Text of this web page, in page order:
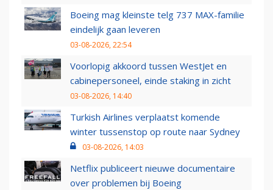
Boeing mag kleinste telg 737 MAX-familie
eindelijk gaan leveren
03-08-2026, 22:54
Voorlopig akkoord tussen WestJet en
cabinepersoneel, einde staking in zicht
03-08-2026, 14:40
Turkish Airlines verplaatst komende
winter tussenstop op route naar Sydney
03-08-2026, 14:03
Netflix publiceert nieuwe documentaire
over problemen bij Boeing